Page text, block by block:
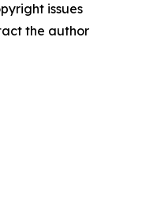
issues
the author